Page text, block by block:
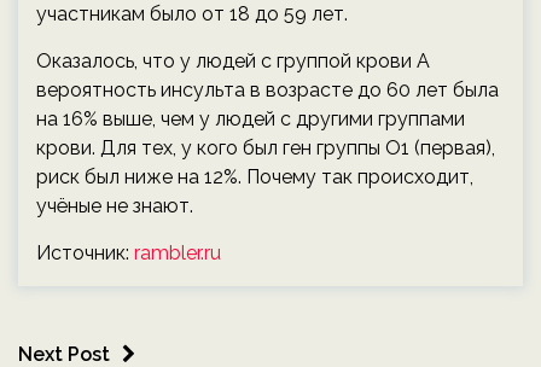
участникам было от 18 до 59 лет.
Оказалось, что у людей с группой крови А
вероятность инсульта в возрасте до 60 лет была
на 16% выше, чем у людей с другими группами
крови. Для тех, у кого был ген группы О1 (первая),
риск был ниже на 12%. Почему так происходит,
учёные не знают.
Источник: rambler.ru
Next Post